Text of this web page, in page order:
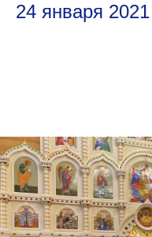
24 января 2021